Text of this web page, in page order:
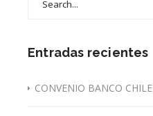
Entradas recientes
CONVENIO BANCO CHILE